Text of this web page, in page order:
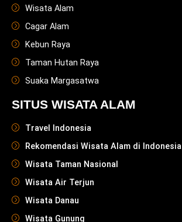
Wisata Alam
Cagar Alam
Kebun Raya
Taman Hutan Raya
Suaka Margasatwa
SITUS WISATA ALAM
Travel Indonesia
Rekomendasi Wisata Alam di Indonesia
Wisata Taman Nasional
Wisata Air Terjun
Wisata Danau
Wisata Gunung